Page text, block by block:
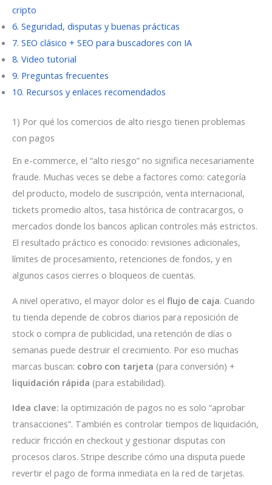
cripto
6. Seguridad, disputas y buenas prácticas
7. SEO clásico + SEO para buscadores con IA
8. Video tutorial
9. Preguntas frecuentes
10. Recursos y enlaces recomendados
1) Por qué los comercios de alto riesgo tienen problemas
con pagos
En e-commerce, el “alto riesgo” no significa necesariamente
fraude. Muchas veces se debe a factores como: categoría
del producto, modelo de suscripción, venta internacional,
tickets promedio altos, tasa histórica de contracargos, o
mercados donde los bancos aplican controles más estrictos.
El resultado práctico es conocido: revisiones adicionales,
límites de procesamiento, retenciones de fondos, y en
algunos casos cierres o bloqueos de cuentas.
A nivel operativo, el mayor dolor es el flujo de caja. Cuando
tu tienda depende de cobros diarios para reposición de
stock o compra de publicidad, una retención de días o
semanas puede destruir el crecimiento. Por eso muchas
marcas buscan: cobro con tarjeta (para conversión) +
liquidación rápida (para estabilidad).
Idea clave: la optimización de pagos no es solo “aprobar
transacciones”. También es controlar tiempos de liquidación,
reducir fricción en checkout y gestionar disputas con
procesos claros. Stripe describe cómo una disputa puede
revertir el pago de forma inmediata en la red de tarjetas.